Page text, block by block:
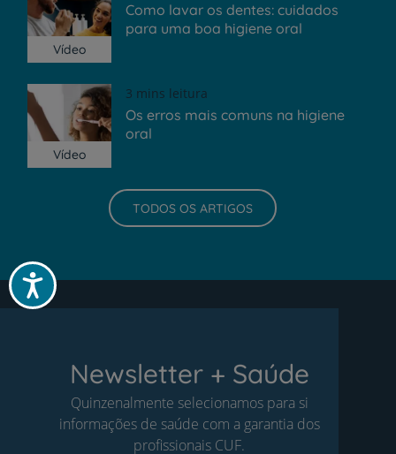
Acessibilidade
Vídeo
Como lavar os dentes: cuidados
para uma boa higiene oral
Vídeo
3 mins leitura
Os erros mais comuns na higiene
oral
TODOS OS ARTIGOS
Newsletter + Saúde
Quinzenalmente selecionamos para si
informações de saúde com a garantia dos
profissionais CUF.